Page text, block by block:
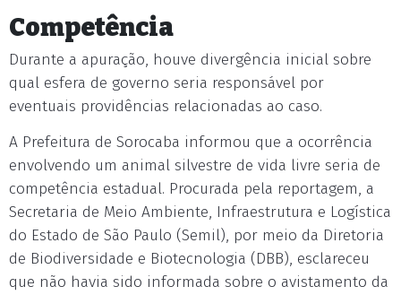
Competência
Durante a apuração, houve divergência inicial sobre
qual esfera de governo seria responsável por
eventuais providências relacionadas ao caso.
A Prefeitura de Sorocaba informou que a ocorrência
envolvendo um animal silvestre de vida livre seria de
competência estadual. Procurada pela reportagem, a
Secretaria de Meio Ambiente, Infraestrutura e Logística
do Estado de São Paulo (Semil), por meio da Diretoria
de Biodiversidade e Biotecnologia (DBB), esclareceu
que não havia sido informada sobre o avistamento da